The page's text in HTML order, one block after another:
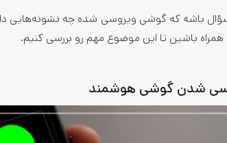
سؤال باشه که گوشی ویروسی شده چه نشونه‌هایی
باشین تا این موضوع مهم رو بررسی کنیم.